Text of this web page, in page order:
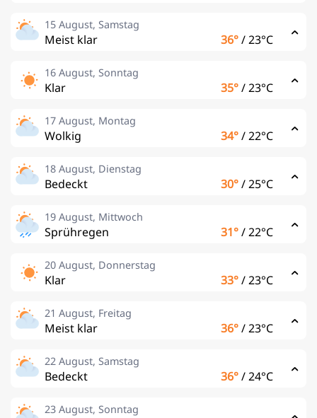
15 August, Samstag
Meist klar 36°/23°C
16 August, Sonntag
Klar 35°/23°C
17 August, Montag
Wolkig 34°/22°C
18 August, Dienstag
Bedeckt 30°/25°C
19 August, Mittwoch
Sprühregen 31°/22°C
20 August, Donnerstag
Klar 33°/23°C
21 August, Freitag
Meist klar 36°/23°C
22 August, Samstag
Bedeckt 36°/24°C
23 August, Sonntag